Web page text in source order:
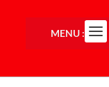
MENU :